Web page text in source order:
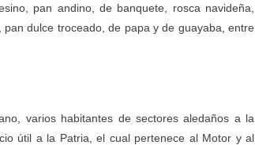
pan andino, de banquete, rosca navideña,
dulce troceado, de papa y de guayaba, entre
varios habitantes de sectores aledaños a la
útil a la Patria, el cual pertenece al Motor y al